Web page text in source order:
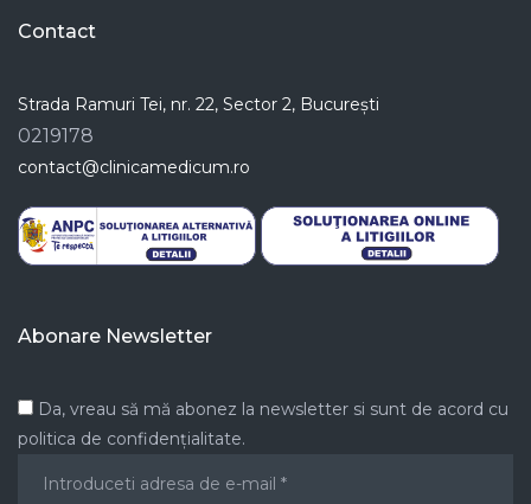
Contact
Strada Ramuri Tei, nr. 22, Sector 2, București
0219178
contact@clinicamedicum.ro
Abonare Newsletter
Da, vreau să mă abonez la newsletter si sunt de acord cu
politica de confidențialitate.